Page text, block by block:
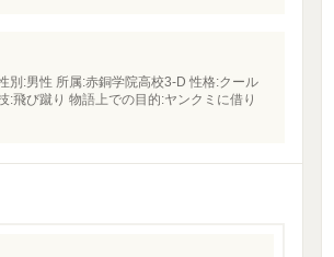
別:男性 所属:赤銅学院高校3-D 性格:クール
飛び蹴り 物語上での目的:ヤンクミに借り